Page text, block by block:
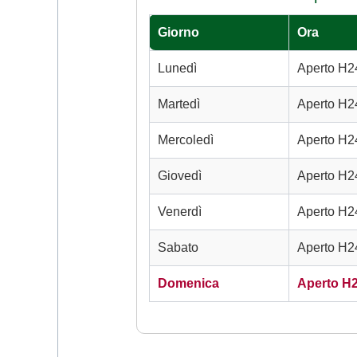
Giorno Ora
Lunedì Aperto
Martedì Aperto
Mercoledì Aperto
Giovedì Aperto
Venerdì Aperto
Sabato Aperto
Domenica Aperto